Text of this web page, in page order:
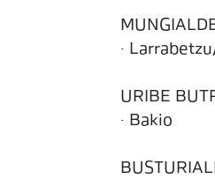
·
URIBE
· Bakio